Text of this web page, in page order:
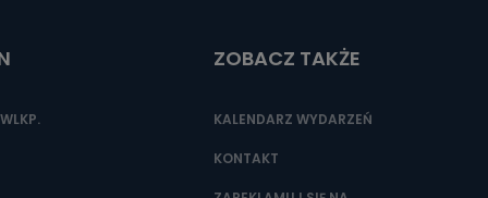
ze
ZOBACZ TAKŻE
KALENDARZ WYDARZEŃ
KONTAKT